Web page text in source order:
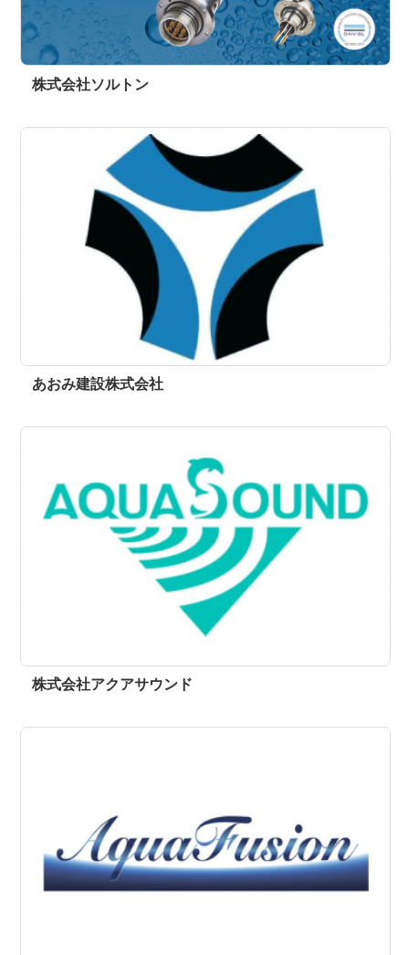
株式会社ソルトン
あおみ建設株式会社
株式会社アクアサウンド